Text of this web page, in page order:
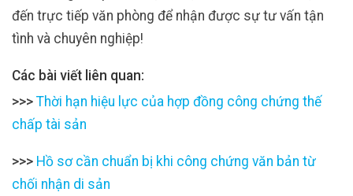
đến trực tiếp văn phòng để nhận được sự tư vấn tận
tình và chuyên nghiệp!
Các bài viết liên quan:
>>> Thời hạn hiệu lực của hợp đồng công chứng thế
chấp tài sản
>>> Hồ sơ cần chuẩn bị khi công chứng văn bản từ
chối nhận di sản